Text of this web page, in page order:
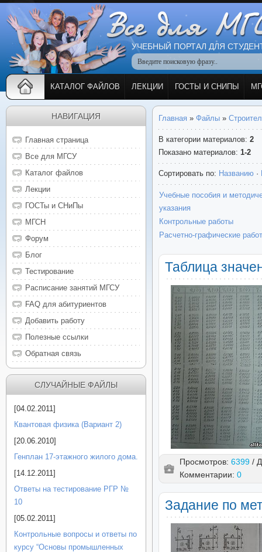
УЧЕБНЫЙ ПОРТАЛ ДЛЯ
КАТАЛОГ ФАЙЛОВ ЛЕКЦИИ ГОСТЫ И СНИПЫ
Главная » Файлы »
В категории материалов: 2
Показано материалов: 1-2
Сортировать по: Названию ·
Учебные пособия и
указания
Контрольные работы
Расчетно-графические
Таблица
Просмотров: 6399 /
Комментарии: 0
Задание по
НАВИГАЦИЯ
Главная страница
Все для МГСУ
Каталог файлов
Лекции
ГОСТы и СНиПы
МГСН
Форум
Блог
Тестирование
Расписание занятий МГСУ
FAQ для абитуриентов
Добавить работу
Полезные ссылки
Обратная связь
СЛУЧАЙНЫЕ ФАЙЛЫ
[04.02.2011]
Квантовая физика (Вариант 2)
[20.06.2010]
Генплан 17-этажного жилого дома.
[14.12.2011]
Ответы на тестирование РГР №
10
[05.02.2011]
Контрольные вопросы и ответы по
курсу “Основы промышленных